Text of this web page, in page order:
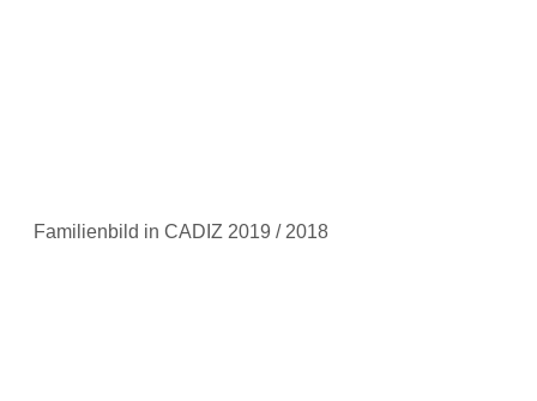
Familienbild in CADIZ 2019 / 2018